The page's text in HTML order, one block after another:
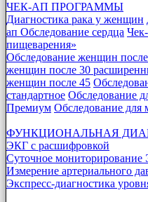
ЧЕК-АП ПРОГРАММЫ
Диагностика рака у женщин
ап Обследование сердца
пищеварения»
Обследование женщин после
женщин после 30
женщин после 45
стандартное Обследование
Премиум Обследование для
ФУНКЦИОНАЛЬНАЯ
ЭКГ с расшифровкой
Суточное
Измерение артериального
Экспресс-диагностика